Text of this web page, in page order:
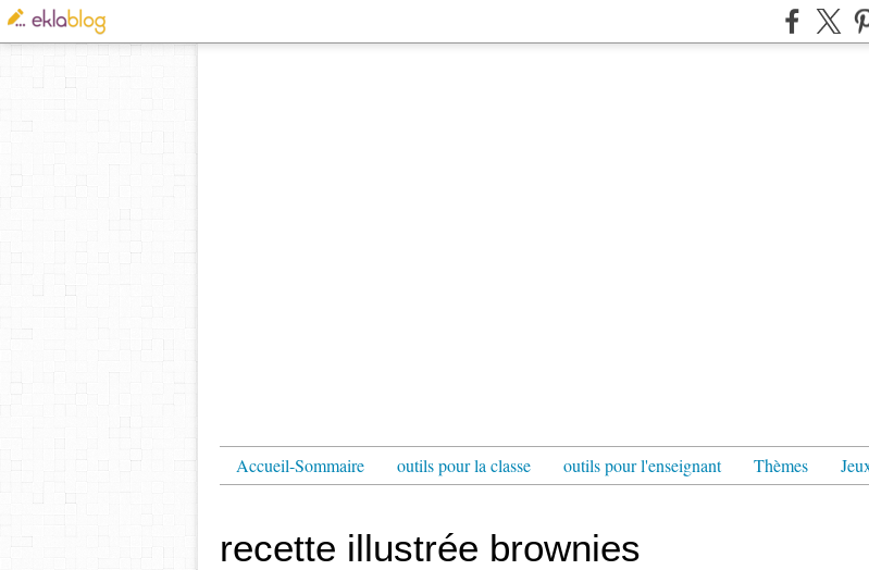
Accueil-Sommaire outils pour la classe outils pour l'enseignant Thèmes
recette illustrée brownies